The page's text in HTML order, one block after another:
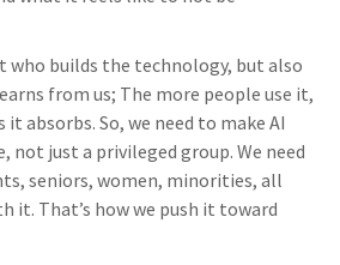
who builds the technology, but also
from us; The more people use it,
absorbs. So, we need to make AI
not just a privileged group. We need
seniors, women, minorities, all
it. That’s how we push it toward